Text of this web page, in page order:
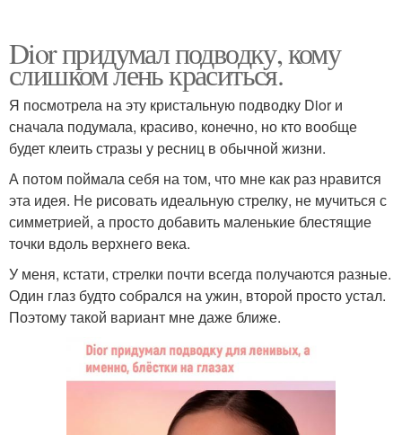
Dior придумал подводку, кому
слишком лень краситься.
Я посмотрела на эту кристальную подводку Dior и
сначала подумала, красиво, конечно, но кто вообще
будет клеить стразы у ресниц в обычной жизни.
А потом поймала себя на том, что мне как раз нравится
эта идея. Не рисовать идеальную стрелку, не мучиться с
симметрией, а просто добавить маленькие блестящие
точки вдоль верхнего века.
У меня, кстати, стрелки почти всегда получаются разные.
Один глаз будто собрался на ужин, второй просто устал.
Поэтому такой вариант мне даже ближе.